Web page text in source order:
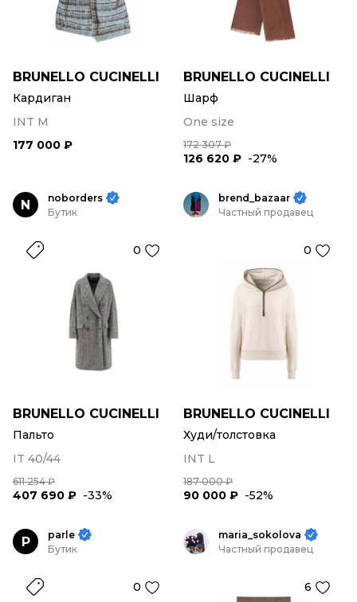
BRUNELLO CUCINELLI
Кардиган
INT M
177 000 ₽
BRUNELLO CUCINELLI
Шарф
One size
172 307 ₽
126 620 ₽ -27%
N
noborders
Бутик
0
BRUNELLO CUCINELLI
Пальто
IT 40/44
611 254 ₽
407 690 ₽ -33%
brend_bazaar
Частный продавец
0
BRUNELLO CUCINELLI
Худи/толстовка
INT L
187 000 ₽
90 000 ₽ -52%
P
parle
Бутик
0
maria_sokolova
Частный продавец
6